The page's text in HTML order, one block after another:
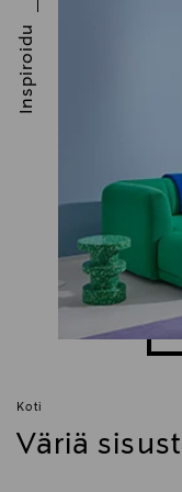
maljakko,
Marimekko, koriste-
Koti
Väriä
Inspiroidu